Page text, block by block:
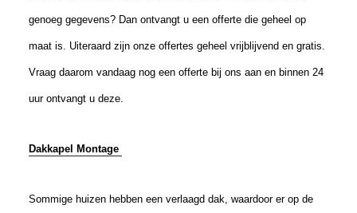
genoeg gegevens? Dan ontvangt u een offerte die geheel op
maat is. Uiteraard zijn onze offertes geheel vrijblijvend en gratis.
Vraag daarom vandaag nog een offerte bij ons aan en binnen 24
uur ontvangt u deze.
Dakkapel Montage
Sommige huizen hebben een verlaagd dak, waardoor er op de